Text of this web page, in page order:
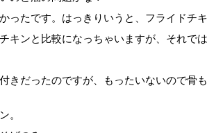
ったです。はっきりいうと、フライドチ
キンと比較になっちゃいますが、それで
きだったのですが、もったいないので骨
。